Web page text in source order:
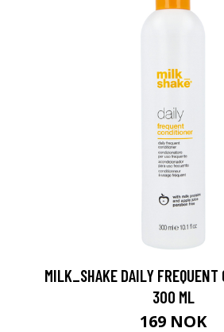
MILK_SHAKE DAILY FREQUENT
300 ML
169 NOK